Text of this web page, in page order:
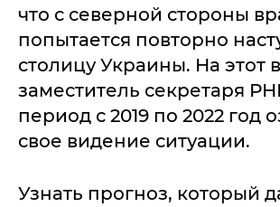
что с северной стороны
попытается повторно
столицу Украины. На этот
заместитель секретаря
период с 2019 по 2022 год
свое видение ситуации.
Узнать прогноз, который